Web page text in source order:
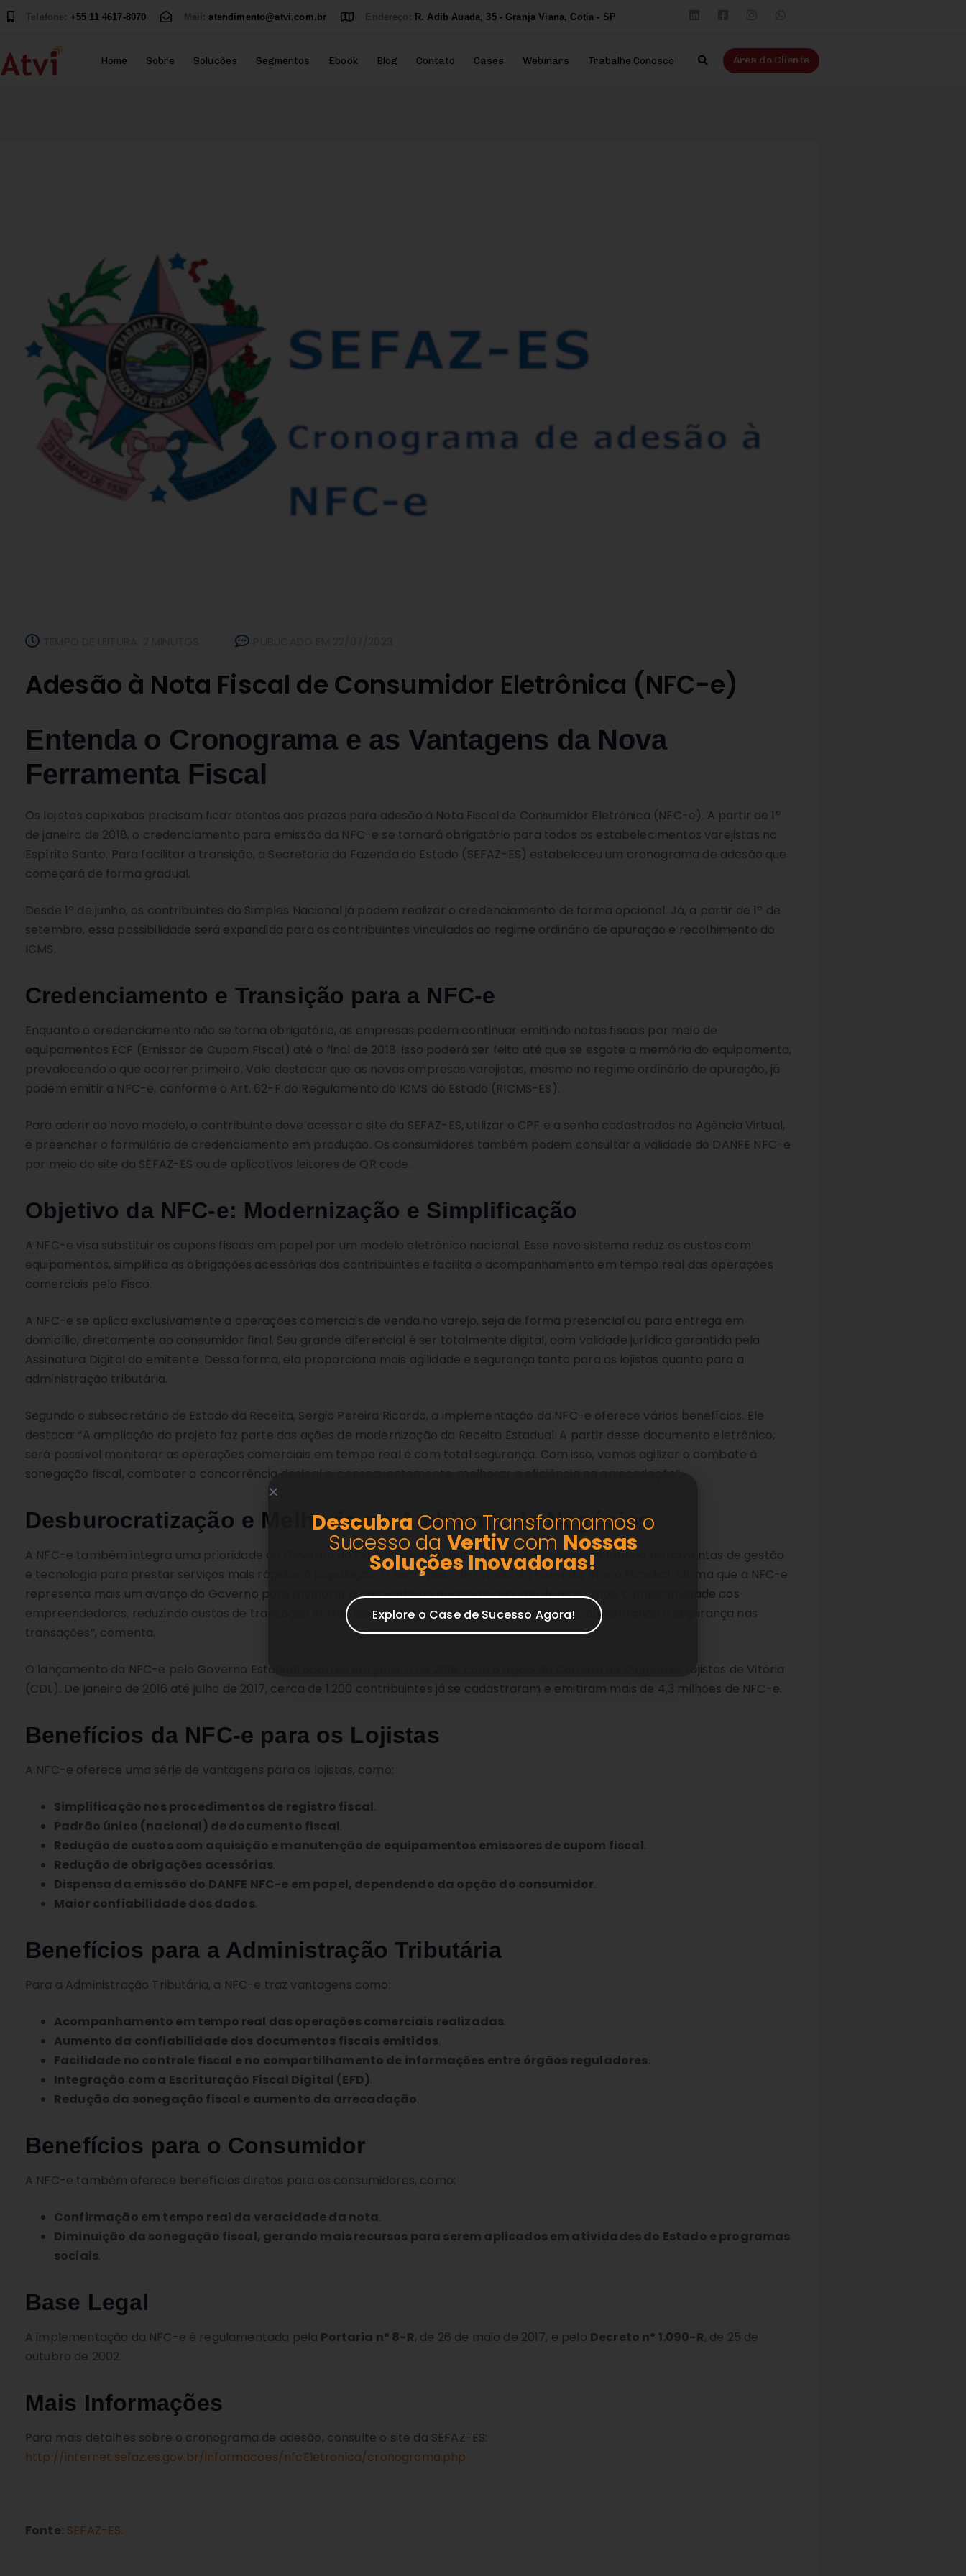
Telefone: +55 11 4617-8070 Mail:atendimento@atvi.com.br Endereço: R. Adib Auada, 35 - Granja Viana, Cotia - SP
Home Sobre Soluções Segmentos Ebook Blog Contato Cases Webinars Trabalhe Conosco Área do Cliente
Adesão à Nota Fiscal de Consumidor Eletrônica (NFC-e)
Entenda o Cronograma e as Vantagens da Nova
Ferramenta Fiscal
Os lojistas capixabas precisam ficar atentos aos prazos para adesão à Nota Fiscal de Consumidor Eletrônica (NFC-e). A partir de 1º
de janeiro de 2018, o credenciamento para emissão da NFC-e se tornará obrigatório para todos os estabelecimentos varejistas no
Espírito Santo. Para facilitar a transição, a Secretaria da Fazenda do Estado (SEFAZ-ES) estabeleceu um cronograma de adesão que
começará de forma gradual.
Desde 1º de junho, os contribuintes do Simples Nacional já podem realizar o credenciamento de forma opcional. Já, a partir de 1º de
setembro, essa possibilidade será expandida para os contribuintes vinculados ao regime ordinário de apuração e recolhimento do
ICMS.
Credenciamento e Transição para a NFC-e
Enquanto o credenciamento não se torna obrigatório, as empresas podem continuar emitindo notas fiscais por meio de
equipamentos ECF (Emissor de Cupom Fiscal) até o final de 2018. Isso poderá ser feito até que se esgote a memória do equipamento,
prevalecendo o que ocorrer primeiro. Vale destacar que as novas empresas varejistas, mesmo no regime ordinário de apuração, já
podem emitir a NFC-e, conforme o Art. 62-F do Regulamento do ICMS do Estado (RICMS-ES).
Para aderir ao novo modelo, o contribuinte deve acessar o site da SEFAZ-ES, utilizar o CPF e a senha cadastrados na Agência Virtual,
e preencher o formulário de credenciamento em produção. Os consumidores também podem consultar a validade do DANFE NFC-e
por meio do site da SEFAZ-ES ou de aplicativos leitores de QR code.
Objetivo da NFC-e: Modernização e Simplificação
A NFC-e visa substituir os cupons fiscais em papel por um modelo eletrônico nacional. Esse novo sistema reduz os custos com
equipamentos, simplifica as obrigações acessórias dos contribuintes e facilita o acompanhamento em tempo real das operações
comerciais pelo Fisco.
A NFC-e se aplica exclusivamente a operações comerciais de venda no varejo, seja de forma presencial ou para entrega em
domicílio, diretamente ao consumidor final. Seu grande diferencial é ser totalmente digital, com validade jurídica garantida pela
Assinatura Digital do emitente. Dessa forma, ela proporciona mais agilidade e segurança tanto para os lojistas quanto para a
administração tributária.
Segundo o subsecretário de Estado da Receita, Sergio Pereira Ricardo, a implementação da NFC-e oferece vários benefícios. Ele
destaca: “A ampliação do projeto faz parte das ações de modernização da Receita Estadual. A partir desse documento eletrônico,
será possível monitorar as operações comerciais em tempo real e com total segurança. Com isso, vamos agilizar o combate à
sonegação fiscal, combater a concorrência desleal e, consequentemente, melhorar a eficiência na arrecadação”.
Desburocratização e Melhoria no Ambiente de Negócios
A NFC-e também integra uma prioridade do Governo do Estado para desburocratizar os serviços, utilizando ferramentas de gestão
e tecnologia para prestar serviços mais rápidos à população. O secretário de Estado da Fazenda, Bruno Funchal, afirma que a NFC-e
representa mais um avanço do Governo para melhorar o ambiente de negócios. “Ela vai oferecer mais competitividade aos
empreendedores, reduzindo custos de transação entre Fisco e contribuinte e, ao mesmo tempo, aumentando a segurança nas
transações”, comenta.
O lançamento da NFC-e pelo Governo Estadual ocorreu em janeiro de 2016, com o apoio da Câmara de Dirigentes Lojistas de Vitória
(CDL). De janeiro de 2016 até julho de 2017, cerca de 1.200 contribuintes já se cadastraram e emitiram mais de 4,3 milhões de NFC-e.
Benefícios da NFC-e para os Lojistas
A NFC-e oferece uma série de vantagens para os lojistas, como:
Simplificação nos procedimentos de registro fiscal.
Padrão único (nacional) de documento fiscal.
Redução de custos com aquisição e manutenção de equipamentos emissores de cupom fiscal.
Redução de obrigações acessórias.
Dispensa da emissão do DANFE NFC-e em papel, dependendo da opção do consumidor.
Maior confiabilidade dos dados.
Benefícios para a Administração Tributária
Para a Administração Tributária, a NFC-e traz vantagens como:
Acompanhamento em tempo real das operações comerciais realizadas.
Aumento da confiabilidade dos documentos fiscais emitidos.
Facilidade no controle fiscal e no compartilhamento de informações entre órgãos reguladores.
Integração com a Escrituração Fiscal Digital (EFD).
Redução da sonegação fiscal e aumento da arrecadação.
Benefícios para o Consumidor
A NFC-e também oferece benefícios diretos para os consumidores, como:
Confirmação em tempo real da veracidade da nota.
Diminuição da sonegação fiscal, gerando mais recursos para serem aplicados em atividades do Estado e programas
sociais.
Base Legal
A implementação da NFC-e é regulamentada pela Portaria nº 8-R, de 26 de maio de 2017, e pelo Decreto nº 1.090-R, de 25 de
outubro de 2002.
Mais Informações
Para mais detalhes sobre o cronograma de adesão, consulte o site da SEFAZ-ES:
http://internet.sefaz.es.gov.br/informacoes/nfcEletronica/cronograma.php
Fonte: SEFAZ-ES.
Descubra Como Transformamos o
Sucesso da Vertivcom Nossas
Soluções Inovadoras!
Explore o Case de Sucesso Agora!